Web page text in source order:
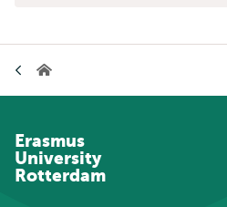
Home
Erasmus
University
Rotterdam